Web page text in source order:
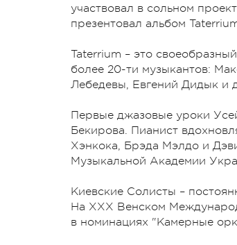
участвовал в сольном
презентовал альбом
Taterrium – это
более 20-ти музыкантов:
Лебедевы, Евгений Дидык и
Первые джазовые уроки
Бекирова. Пианист
Хэнкока, Брэда Мэлдо и
Музыкальной Академии
Киевские Солисты –
На ХХХ Венском
в номинациях "Камерные